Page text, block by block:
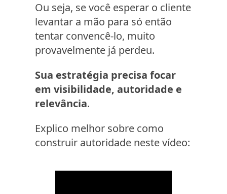
Ou seja, se você esperar o cliente
levantar a mão para só então
tentar convencê-lo, muito
provavelmente já perdeu.
Sua estratégia precisa focar
em visibilidade, autoridade e
relevância.
Explico melhor sobre como
construir autoridade neste vídeo: